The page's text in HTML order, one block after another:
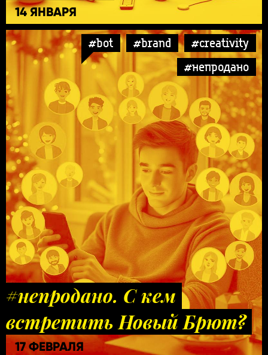
14 ЯНВАРЯ
#bot #brand
#creativity
#непродано
#непродано. С кем
встретить Новый Брют?
17 ФЕВРАЛЯ